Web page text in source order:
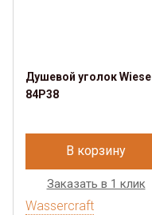
Душевой уголок Wiese
84P38
В корзину
Заказать в 1 клик
Wassercraft